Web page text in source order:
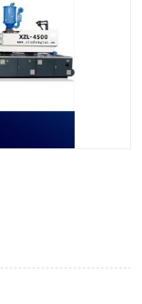
包盒
具
具
餐具